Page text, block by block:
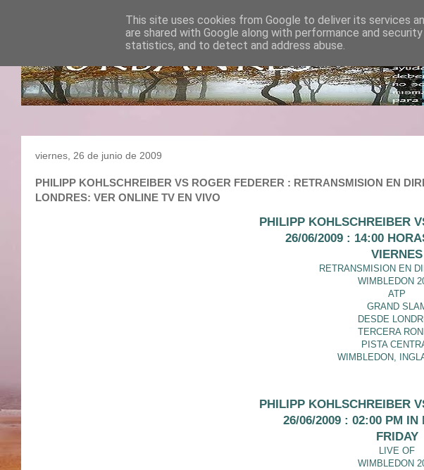
viernes, 26 de junio de 2009
PHILIPP KOHLSCHREIBER VS ROGER FEDERER : RETRANSMISION EN
LONDRES: VER ONLINE TV EN VIVO
PHILIPP KOHLSCHREIBER
26/06/2009 : 14:00
VIERNES
RETRANSMISION EN
WIMBLEDON
ATP
GRAND
DESDE
TERCERA
PISTA
WIMBLEDON,
PHILIPP KOHLSCHREIBER
26/06/2009 : 02:00 PM IN
FRIDAY
LIVE OF
WIMBLEDON
This site uses cookies from Google to deliver its services
are shared with Google along with performance and
statistics, and to detect and address abuse.